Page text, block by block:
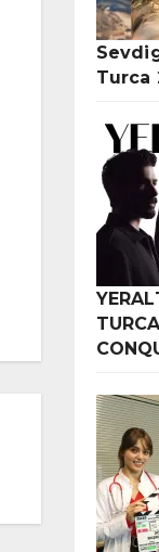
Turca